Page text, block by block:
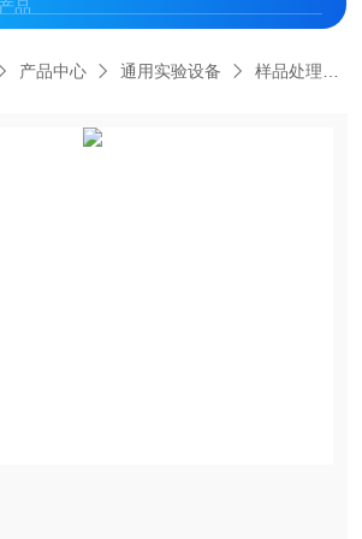
产品中心 通用实验设备 样品处理设备